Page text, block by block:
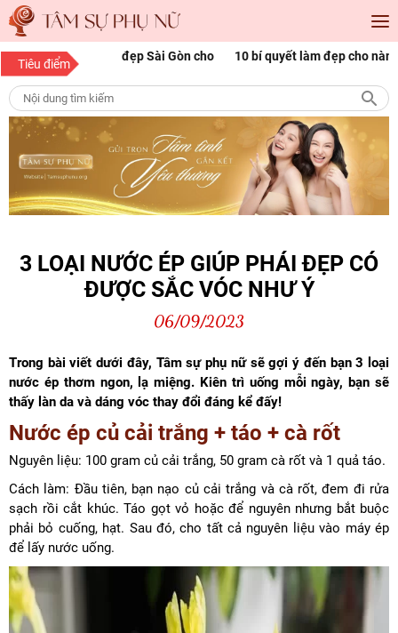
Tiêu điểm
Sài Gòn cho
10 bí quyết làm đẹp cho nàng mọi độ tuổi
3 LOẠI NƯỚC ÉP GIÚP PHÁI ĐẸP CÓ
ĐƯỢC SẮC VÓC NHƯ Ý
06/09/2023
Trong bài viết dưới đây, Tâm sự phụ nữ sẽ gợi ý đến bạn 3 loại
nước ép thơm ngon, lạ miệng. Kiên trì uống mỗi ngày, bạn sẽ
thấy làn da và dáng vóc thay đổi đáng kể đấy!
Nước ép củ cải trắng + táo + cà rốt
Nguyên liệu: 100 gram củ cải trắng, 50 gram cà rốt và 1 quả táo.
Cách làm: Đầu tiên, bạn nạo củ cải trắng và cà rốt, đem đi rửa
sạch rồi cắt khúc. Táo gọt vỏ hoặc để nguyên nhưng bắt buộc
phải bỏ cuống, hạt. Sau đó, cho tất cả nguyên liệu vào máy ép
để lấy nước uống.